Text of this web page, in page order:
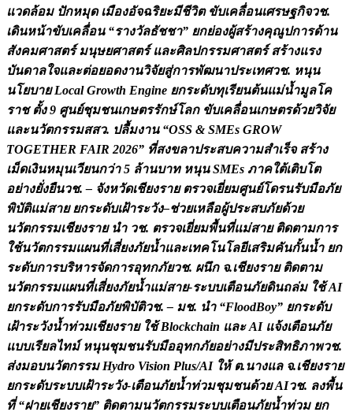
แวดลอม ปกหมด เมองอจฉรยะมชวต ขบเคลอนเศรษฐกจวช.
เดนหนาขบเคลอน “รางวลธชชา” ยกยองผสรางคณปการดาน
สงคมศาสตร มนษยศาสตร และศลปกรรมศาสตร สรางแรง
บนดาลใจและตอยอดงานวจยสการพฒนาประเทศวช. หนน
นโยบาย Local Growth Engine ยกระดบทเรยนตนแมนมลโค
ราช ตง 9 ศนยชมชนเกษตรรกษโลก ขบเคลอนเกษตรดวยวจย
และนวตกรรมสสว. ปลมงาน “OSS & SMEs GROW
TOGETHER FAIR 2026” ทสงขลาประสบความสเรจ สราง
เมดเงนหมนเวยนกวา 5 ลานบาท หนน SMEs ภาคใตเตบโต
อยางยงยนวช. – จงหวดเชยงราย ตรวจเยยมศนยโดรนรบมอภย
พบตแมสาย ยกระดบเฝาระวง–ชวยเหลอผประสบภยดวย
นวตกรรมเชยงราย น วช. ตรวจเยยมพนทแมสาย ตดตามการ
ใชนวตกรรมแผนทเสยงภยนและเทคโนโลยเสรมคนกนน ยก
ระดบการบรหารจดการอทกภยวช. ผนก จ.เชยงราย ตดตาม
นวตกรรมแผนทเสยงภยนแมสาย-ระบบเตอนภยดนถลม ใช AI
ยกระดบการรบมอภยพบตวช. – มช. น “FloodBoy” ยกระดบ
เฝาระวงนทวมเชยงราย ใช Blockchain และ AI แจงเตอนภย
แบบเรยลไทม หนนชมชนรบมออทกภยอยางมประสทธภาพวช.
สงมอบนวตกรรม Hydro Vision Plus/AI ให ต.นางแล จ.เชยงราย
ยกระดบระบบเฝาระวง-เตอนภยนทวมชมชนดวย AIวช. ลงพน
ท “ฝายเชยงราย” ตดตามนวตกรรมระบบเตอนภยนทวม ยก